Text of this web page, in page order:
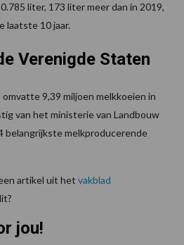
liter, 173 liter meer dan in 2019,
laatste 10 jaar.
Verenigde Staten
9,39 miljoen melkkoeien in
van het ministerie van Landbouw
belangrijkste melkproducerende
artikel uit het vakblad
jou!